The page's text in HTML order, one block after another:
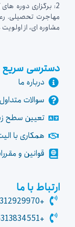
مهاجرت تحصیلی.
مشاوره ای، از
دسترسی سریع
درباره ما
سوالات متداول
تعیین سطح
همکاری با
قوانین و
ارتباط با ما
+905312929970
+905313834551